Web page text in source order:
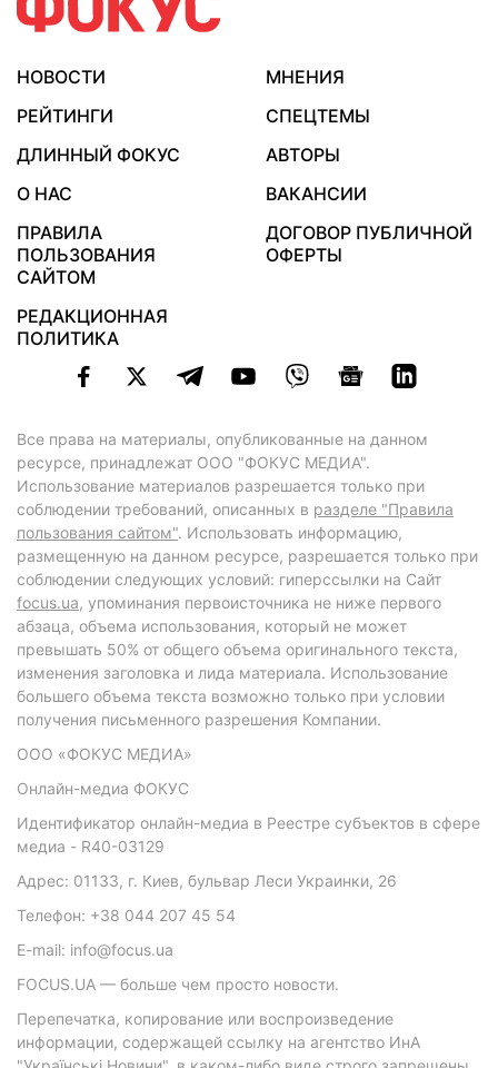
НОВОСТИ
МНЕНИЯ
РЕЙТИНГИ
СПЕЦТЕМЫ
ДЛИННЫЙ ФОКУС
АВТОРЫ
О НАС
ВАКАНСИИ
ПРАВИЛА
ПОЛЬЗОВАНИЯ
САЙТОМ
ДОГОВОР ПУБЛИЧНОЙ
ОФЕРТЫ
РЕДАКЦИОННАЯ
ПОЛИТИКА
Все права на материалы, опубликованные на данном
ресурсе, принадлежат ООО "ФОКУС МЕДИА".
Использование материалов разрешается только при
соблюдении требований, описанных в разделе "Правила
пользования сайтом". Использовать информацию,
размещенную на данном ресурсе, разрешается только при
соблюдении следующих условий: гиперссылки на Сайт
focus.ua, упоминания первоисточника не ниже первого
абзаца, объема использования, который не может
превышать 50% от общего объема оригинального текста,
изменения заголовка и лида материала. Использование
большего объема текста возможно только при условии
получения письменного разрешения Компании.
ООО «ФОКУС МЕДИА»
Онлайн-медиа ФОКУС
Идентификатор онлайн-медиа в Реестре субъектов в сфере
медиа - R40-03129
Адрес: 01133, г. Киев, бульвар Леси Украинки, 26
Телефон: +38 044 207 45 54
E-mail: info@focus.ua
FOCUS.UA — больше чем просто новости.
Перепечатка, копирование или воспроизведение
информации, содержащей ссылку на агентство ИнА